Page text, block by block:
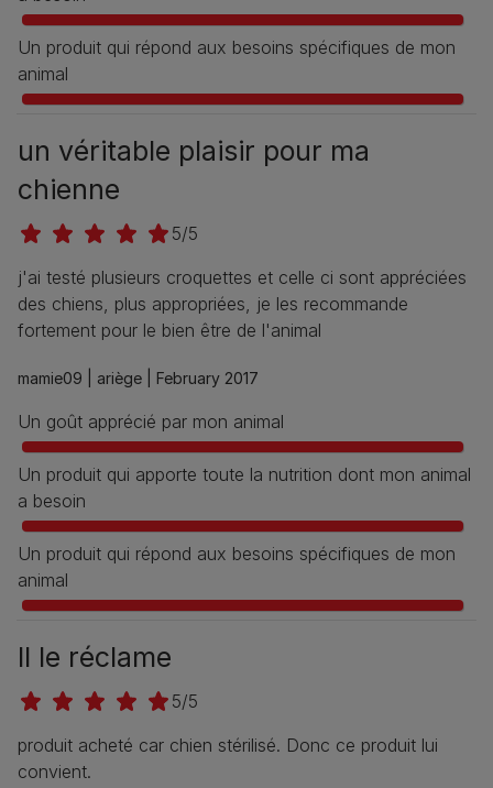
Un produit qui répond aux besoins spécifiques de mon
animal
un véritable plaisir pour ma
chienne
5/5
j'ai testé plusieurs croquettes et celle ci sont appréciées
des chiens, plus appropriées, je les recommande
fortement pour le bien être de l'animal
mamie09 | ariège | February 2017
Un goût apprécié par mon animal
Un produit qui apporte toute la nutrition dont mon animal
a besoin
Un produit qui répond aux besoins spécifiques de mon
animal
Il le réclame
5/5
produit acheté car chien stérilisé. Donc ce produit lui
convient.